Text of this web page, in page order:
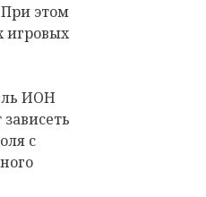
этом
игровых
ИОН
с